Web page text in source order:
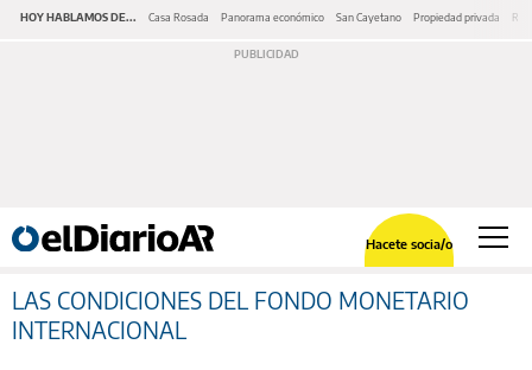
HOY HABLAMOS DE... Casa Rosada Panorama económico San Cayetano Propiedad privada
Hacete socia/o
LAS CONDICIONES DEL FONDO MONETARIO
INTERNACIONAL